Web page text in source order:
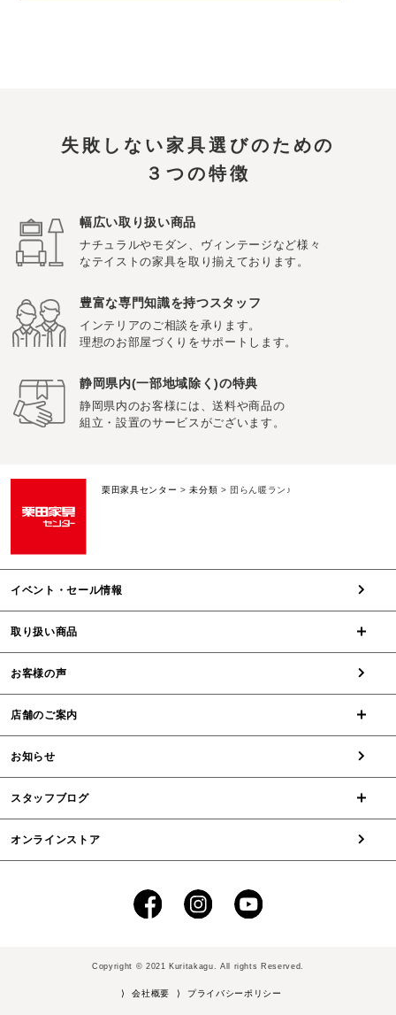
失敗しない家具選びのための
３つの特徴
幅広い取り扱い商品
ナチュラルやモダン、ヴィンテージなど様々
なテイストの家具を取り揃えております。
豊富な専門知識を持つスタッフ
インテリアのご相談を承ります。
理想のお部屋づくりをサポートします。
静岡県内(一部地域除く)の特典
静岡県内のお客様には、送料や商品の
組立・設置のサービスがございます。
栗田家具センター >未分類 > 団らん暖ラン♪
イベント・セール情報
取り扱い商品
お客様の声
店舗のご案内
お知らせ
スタッフブログ
オンラインストア
Copyright © 2021 Kuritakagu. All rights Reserved.
⟩ 会社概要 ⟩ プライバシーポリシー